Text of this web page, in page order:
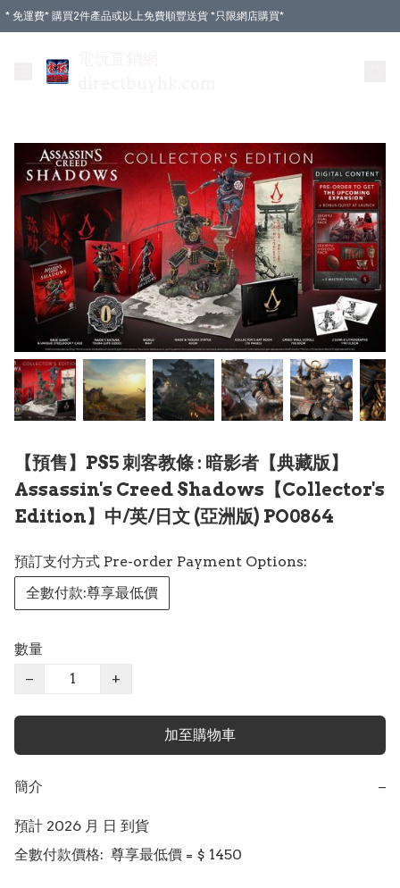
* 免運費* 購買2件產品或以上免費順豐送貨 *只限網店購買*
【預售】PS5 刺客教條 : 暗影者【典藏版】
Assassin's Creed Shadows【Collector's
Edition】中/英/日文 (亞洲版) PO0864
預訂支付方式 Pre-order Payment Options:
全數付款:尊享最低價
數量
−
+
加至購物車
簡介 −
預計 2026 月 日 到貨
全數付款價格:  尊享最低價 = $ 1450